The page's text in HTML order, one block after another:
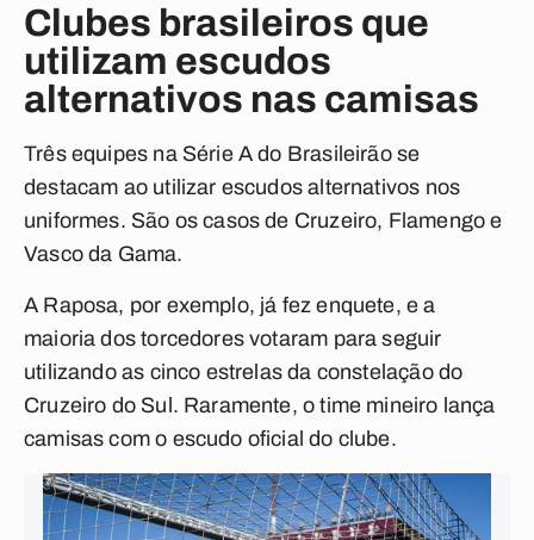
Clubes brasileiros que
utilizam escudos
alternativos nas camisas
Três equipes na Série A do Brasileirão se
destacam ao utilizar escudos alternativos nos
uniformes. São os casos de Cruzeiro, Flamengo e
Vasco da Gama.
A Raposa, por exemplo, já fez enquete, e a
maioria dos torcedores votaram para seguir
utilizando as cinco estrelas da constelação do
Cruzeiro do Sul. Raramente, o time mineiro lança
camisas com o escudo oficial do clube.